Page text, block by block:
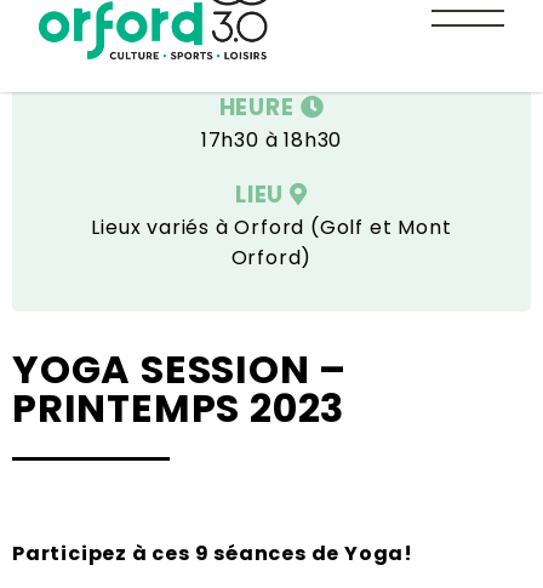
DATE
Mardi 4 avril au 30 mai 2023
HEURE
17h30 à 18h30
LIEU
Lieux variés à Orford (Golf et Mont
Orford)
YOGA SESSION –
PRINTEMPS 2023
Participez à ces 9 séances de Yoga!